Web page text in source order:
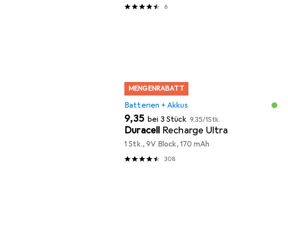
6
MENGENRABATT
Batterien + Akkus
EUR
9,35 bei 3 Stück EUR
9,35/1Stk.
Duracell Recharge Ultra
1 Stk., 9V Block, 170 mAh
308